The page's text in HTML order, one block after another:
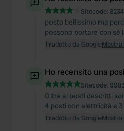
Sitecode:
posto bellissimo ma
possono portare con sé
Tradotto da GoogleMostra
Ho recensito una
Sitecode:
Oltre ai posti descritti
4 posti con elettricità e 3
Tradotto da GoogleMostra